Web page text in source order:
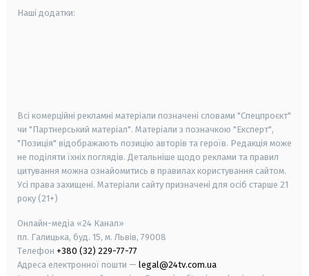
Наші додатки:
Всі комерційні рекламні матеріали позначені словами "Спецпроєкт"
чи "Партнерський матеріал". Матеріали з позначкою "Експерт",
"Позиція" відображають позицію авторів та героїв. Редакція може
не поділяти їхніх поглядів. Детальніше щодо реклами та правил
цитування можна ознайомитись в правилах користування сайтом.
Усі права захищені. Матеріали сайту призначені для осіб старше 21
року (21+)
Онлайн-медіа «24 Канал»
пл. Галицька, буд. 15, м. Львів, 79008
Телефон +380 (32) 229-77-77
Адреса електронної пошти — legal@24tv.com.ua